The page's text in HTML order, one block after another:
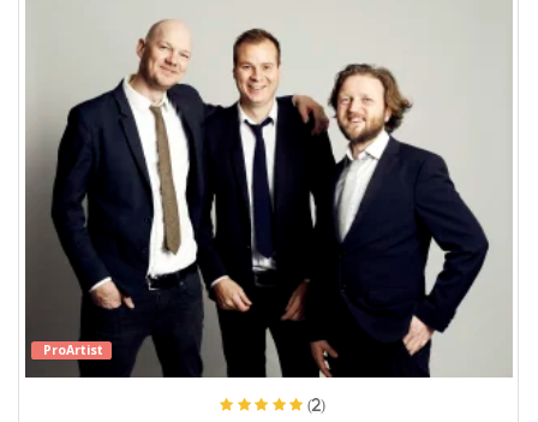
ProArtist
(2)